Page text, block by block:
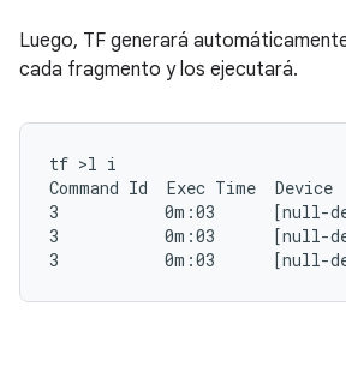
Luego, TF generará
cada fragmento y los ejecutará.
tf >l i
Command Id  Exec Time
3           0m:03      [null-
3           0m:03      [null-